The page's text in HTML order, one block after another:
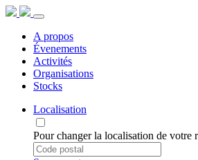
A propos
Évenements
Activités
Organisations
Stocks
Localisation
Pour changer la localisation de votre